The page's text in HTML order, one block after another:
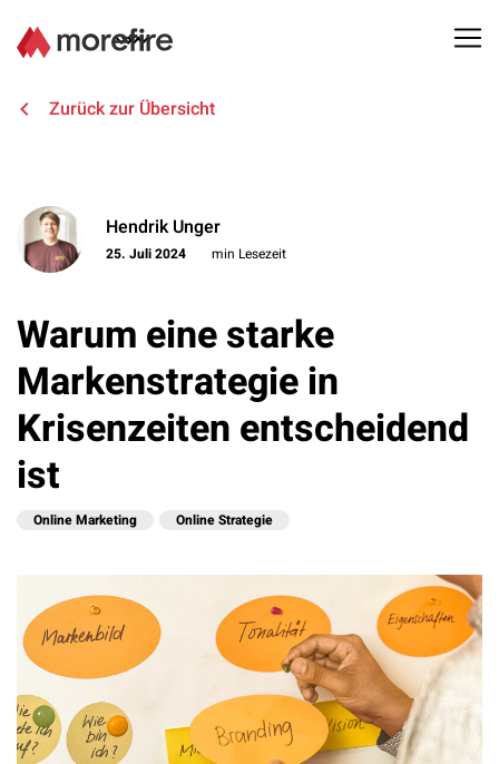
Lösungen
Über uns
Newsletter
Kontakt
Zurück zur Übersicht
Hendrik Unger
25. Juli 2024 min Lesezeit
Warum eine starke
Markenstrategie in
Krisenzeiten entscheidend
ist
Online Marketing Online Strategie